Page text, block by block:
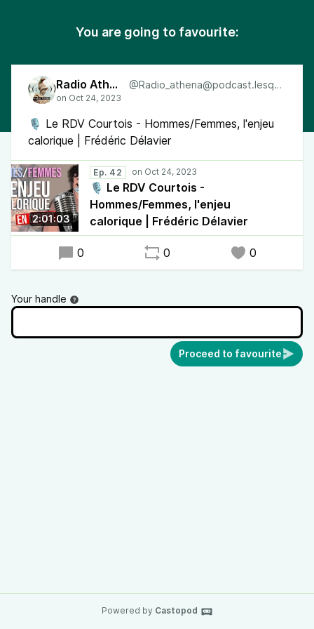
You are going to favourite:
Radio Athéna @Radio_athena@podcast.lesquen.fr
🎙 Le RDV Courtois - Hommes/Femmes, l'enjeu
calorique | Frédéric Délavier
2:01:03
Ep. 42
🎙 Le RDV Courtois -
Hommes/Femmes, l'enjeu
calorique | Frédéric Délavier
0 0 0
Your handle
Proceed to favourite
Powered by Castopod